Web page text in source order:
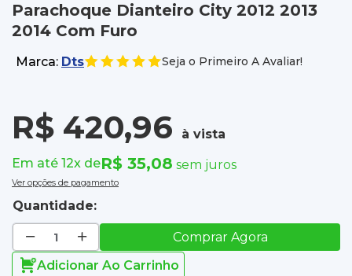
Parachoque Dianteiro City 2012 2013
2014 Com Furo
Marca: Dts Seja o Primeiro A Avaliar!
R$ 420,96
à vista
Em até 12x deR$ 35,08 sem juros
Ver opções de pagamento
Quantidade:
Comprar Agora
Adicionar Ao Carrinho